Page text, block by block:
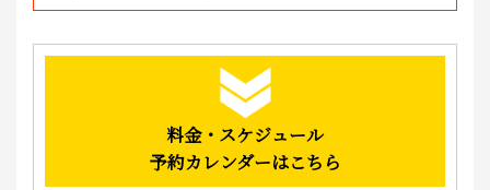
料金・スケジュール
予約カレンダーはこちら